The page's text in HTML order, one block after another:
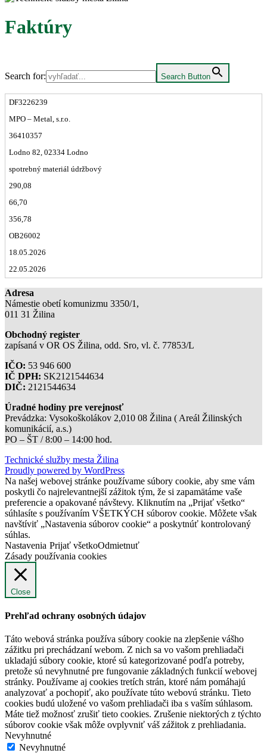
Faktúry
Search for: Search Button
DF3226239
MPO – Metal, s.r.o.
36410357
Lodno 82, 02334 Lodno
spotrebný materiál údržbový
290,08
66,70
356,78
OB26002
18.05.2026
22.05.2026
Adresa
Námestie obetí komunizmu 3350/1,
011 31 Žilina
Obchodný register
zapísaná v OR OS Žilina, odd. Sro, vl. č. 77853/L
IČO: 53 946 600
IČ DPH: SK2121544634
DIČ: 2121544634
Úradné hodiny pre verejnosť
Prevádzka: Vysokoškolákov 2,010 08 Žilina ( Areál Žilinských
komunikácií, a.s.)
PO – ŠT / 8:00 – 14:00 hod.
Technické služby mesta Žilina
Proudly powered by WordPress
Na našej webovej stránke používame súbory cookie, aby sme vám
poskytli čo najrelevantnejší zážitok tým, že si zapamätáme vaše
preferencie a opakované návštevy. Kliknutím na „Prijať všetko“
súhlasíte s používaním VŠETKÝCH súborov cookie. Môžete však
navštíviť „Nastavenia súborov cookie“ a poskytnúť kontrolovaný
súhlas.
Nastavenia Prijať všetkoOdmietnuť
Zásady používania cookies
Close
Prehľad ochrany osobných údajov
Táto webová stránka používa súbory cookie na zlepšenie vášho
zážitku pri prechádzaní webom. Z nich sa vo vašom prehliadači
ukladajú súbory cookie, ktoré sú kategorizované podľa potreby,
pretože sú nevyhnutné pre fungovanie základných funkcií webovej
stránky. Používame aj cookies tretích strán, ktoré nám pomáhajú
analyzovať a pochopiť, ako používate túto webovú stránku. Tieto
cookies budú uložené vo vašom prehliadači iba s vaším súhlasom.
Máte tiež možnosť zrušiť tieto cookies. Zrušenie niektorých z týchto
súborov cookie však môže ovplyvniť váš zážitok z prehliadania.
Nevyhnutné
Nevyhnutné